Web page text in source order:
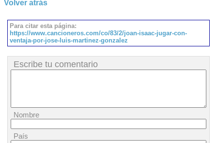
Volver atrás
Para citar esta página:
https://www.cancioneros.com/co/83/2/joan-isaac-jugar-con-
ventaja-por-jose-luis-martinez-gonzalez
Escribe tu comentario
Nombre
País